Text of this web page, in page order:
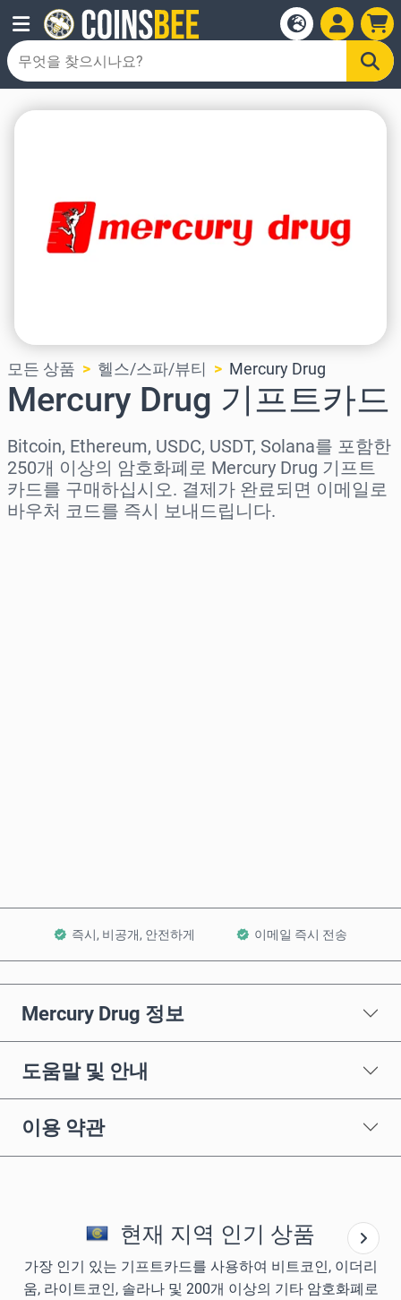
모든 상품 헬스/스파/뷰티 Mercury Drug
Mercury Drug 기프트카드
Bitcoin, Ethereum, USDC, USDT, Solana를 포함한
250개 이상의 암호화폐로 Mercury Drug 기프트
카드를 구매하십시오. 결제가 완료되면 이메일로
바우처 코드를 즉시 보내드립니다.
즉시, 비공개, 안전하게 이메일 즉시 전송
Mercury Drug 정보
도움말 및 안내
이용 약관
현재 지역 인기 상품
가장 인기 있는 기프트카드를 사용하여 비트코인, 이더리
움, 라이트코인, 솔라나 및 200개 이상의 기타 암호화폐로